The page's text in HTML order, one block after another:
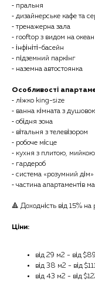
⁃ пральня
⁃ дизайнерське кафе та
⁃ тренажерна зала
⁃ rooftop з видом на океан
⁃ інфініті-басейн
⁃ підземний паркінг
⁃ наземна автостоянка
Особливості
⁃ ліжко king-size
⁃ ванна кімната з
⁃ обідня зона
⁃ вітальня з телевізором
⁃ робоче місце
⁃ кухня з плитою,
⁃ гардероб
⁃ система «розумний дім»
⁃ частина апартаментів
🔺 Доходність від 15% на
Ціни:
від 29 м2 - від
від 38 м2 - від
від 43 м2 - від